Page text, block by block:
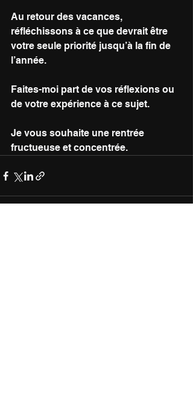
Au retour des vacances,
réfléchissons à ce que devrait être
votre seule priorité jusqu’à la fin de
l’année.
Faites-moi part de vos réflexions ou
de votre expérience à ce sujet.
Je vous souhaite une rentrée
fructueuse et concentrée.